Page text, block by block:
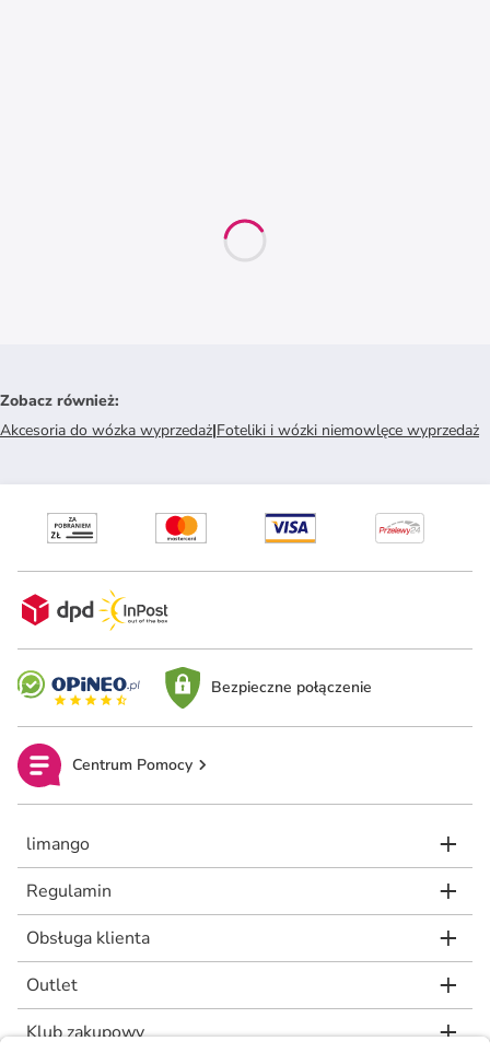
Zobacz również:
Akcesoria do wózka wyprzedaż|Foteliki i wózki niemowlęce wyprzedaż
Bezpieczne połączenie
Centrum Pomocy
limango
Regulamin
Obsługa klienta
Outlet
Klub zakupowy